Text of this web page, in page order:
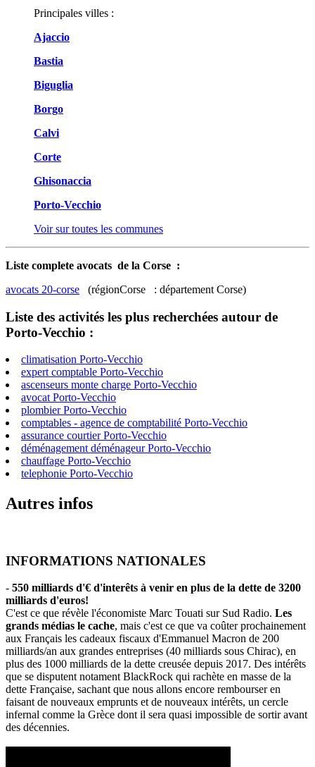
Principales villes :
Ajaccio
Bastia
Biguglia
Borgo
Calvi
Corte
Ghisonaccia
Porto-Vecchio
Voir sur toutes les communes
Liste complete avocats de la Corse :
avocats 20-corse (régionCorse : département Corse)
Liste des activités les plus recherchées autour de
Porto-Vecchio :
climatisation Porto-Vecchio
expert comptable Porto-Vecchio
ascenseurs monte charge Porto-Vecchio
avocat Porto-Vecchio
plombier Porto-Vecchio
comptables - agence de comptabilité Porto-Vecchio
assurance courtier Porto-Vecchio
déménagement déménageur Porto-Vecchio
chauffage Porto-Vecchio
telephonie Porto-Vecchio
Autres infos
INFORMATIONS NATIONALES
- 550 milliards d'€ d'interêts à venir en plus de la dette de 3200
milliards d'euros!
C'est ce que révèle l'économiste Marc Touati sur Sud Radio. Les
grands médias le cache, mais c'est ce que va coûter prochainement
aux Français les cadeaux fiscaux d'Emmanuel Macron de 200
milliards/an aux grandes entreprises (40 milliards sous Chirac), en
plus des 1000 milliards de la dette creusée depuis 2017. Des intérêts
que se disputent notament BlackRock qui rachète en masse de la
dette Française, sachant que nous allons encore rembourser en
faisant de nouveaux emprunts et de nouveaux intérêts, un cercle
infernal comme la Grèce dont il sera quasi impossible de sortir avant
des décennies.